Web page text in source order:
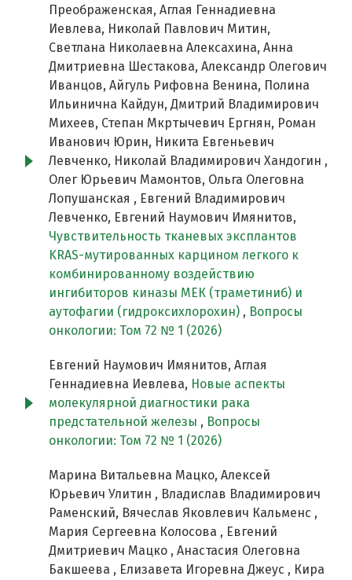
Преображенская, Аглая Геннадиевна
Иевлева, Николай Павлович Митин,
Светлана Николаевна Алексахина, Анна
Дмитриевна Шестакова, Александр Олегович
Иванцов, Айгуль Рифовна Венина, Полина
Ильинична Кайдун, Дмитрий Владимирович
Михеев, Степан Мкртычевич Ергнян, Роман
Иванович Юрин, Никита Евгеньевич
Левченко, Николай Владимирович Хандогин ,
Олег Юрьевич Мамонтов, Ольга Олеговна
Лопушанская , Евгений Владимирович
Левченко, Евгений Наумович Имянитов,
Чувствительность тканевых эксплантов
KRAS-мутированных карцином легкого к
комбинированному воздействию
ингибиторов киназы МЕК (траметиниб) и
аутофагии (гидроксихлорохин) , Вопросы
онкологии: Том 72 № 1 (2026)
Евгений Наумович Имянитов, Аглая
Геннадиевна Иевлева, Новые аспекты
молекулярной диагностики рака
предстательной железы , Вопросы
онкологии: Том 72 № 1 (2026)
Марина Витальевна Мацко, Алексей
Юрьевич Улитин , Владислав Владимирович
Раменский, Вячеслав Яковлевич Кальменс ,
Мария Сергеевна Колосова , Евгений
Дмитриевич Мацко , Анастасия Олеговна
Бакшеева , Елизавета Игоревна Джеус , Кира